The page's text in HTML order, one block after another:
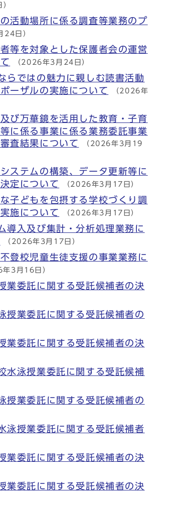
活動場所に係る調査等業務のプ
24日）
等を対象とした保護者会の運営
（2026年3月24日）
らではの魅力に親しむ読書活動
ーザルの実施について （2026年
び万華鏡を活用した教育・子育
に係る事業に係る業務委託事業
査結果について
（2026年3月19
ステムの構築、データ更新等に
定について （2026年3月17日）
子どもを包摂する学校づくり調
施について （2026年3月17日）
導入及び集計・分析処理業務に
（2026年3月17日）
登校児童生徒支援の事業業務に
年3月16日）
業委託に関する受託候補者の決
授業委託に関する受託候補者の
業委託に関する受託候補者の決
水泳授業委託に関する受託候補
授業委託に関する受託候補者の
泳授業委託に関する受託候補者
業委託に関する受託候補者の決
業委託に関する受託候補者の決